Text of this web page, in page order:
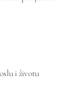
i životu